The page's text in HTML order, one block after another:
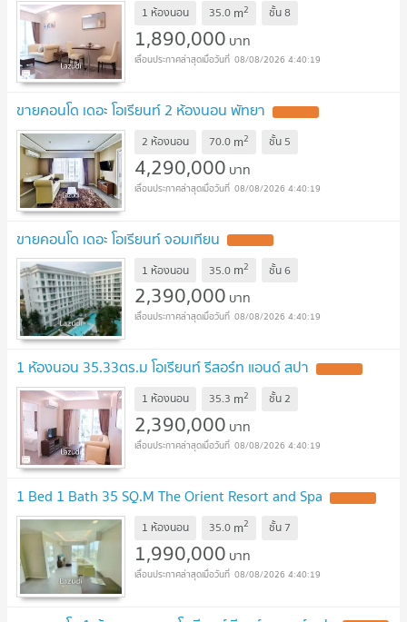
1 ห้องนอน 35.0 m2 ชั้น8
1,890,000 บาท
08/08/2026 4:40:19
ขายคอนโด เดอะ โอเรียนท์ 2 ห้องนอน พัทยา
2 ห้องนอน 70.0 m2 ชั้น 5
4,290,000 บาท
08/08/2026 4:40:19
ขายคอนโด เดอะ โอเรียนท์ จอมเทียน
1 ห้องนอน 35.0 m2 ชั้น6
2,390,000 บาท
08/08/2026 4:40:19
1 ห้องนอน 35.33ตร.ม โอเรียนท์ รีสอร์ท แอนด์ สปา
1 ห้องนอน 35.3 m2 ชั้น2
2,390,000 บาท
08/08/2026 4:40:19
1 Bed 1 Bath 35 SQ.M The Orient Resort and Spa
1 ห้องนอน 35.0 m2 ชั้น 7
1,990,000 บาท
08/08/2026 4:40:19